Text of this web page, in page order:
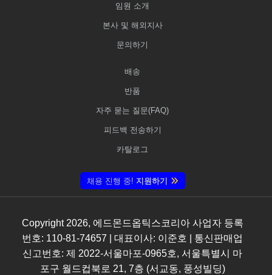
임원 소개
본사 및 해외지사
문의하기
배송
반품
자주 묻는 질문(FAQ)
피드백 전송하기
카탈로그
채용 진행 중! 지원하기
Copyright 2026, 에드몬드옵틱스코리아 사업자 등록
번호: 110-81-74657 | 대표이사: 이준호 | 통신판매업
신고번호: 제 2022-서울마포-0965호, 서울특별시 마
포구 월드컵북로 21, 7층 (서교동, 풍성빌딩)